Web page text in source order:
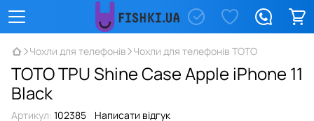
Чохли для телефонів Чохли для телефонів TOTO
TOTO TPU Shine Case Apple iPhone 11
Black
Артикул: 102385 Написати відгук